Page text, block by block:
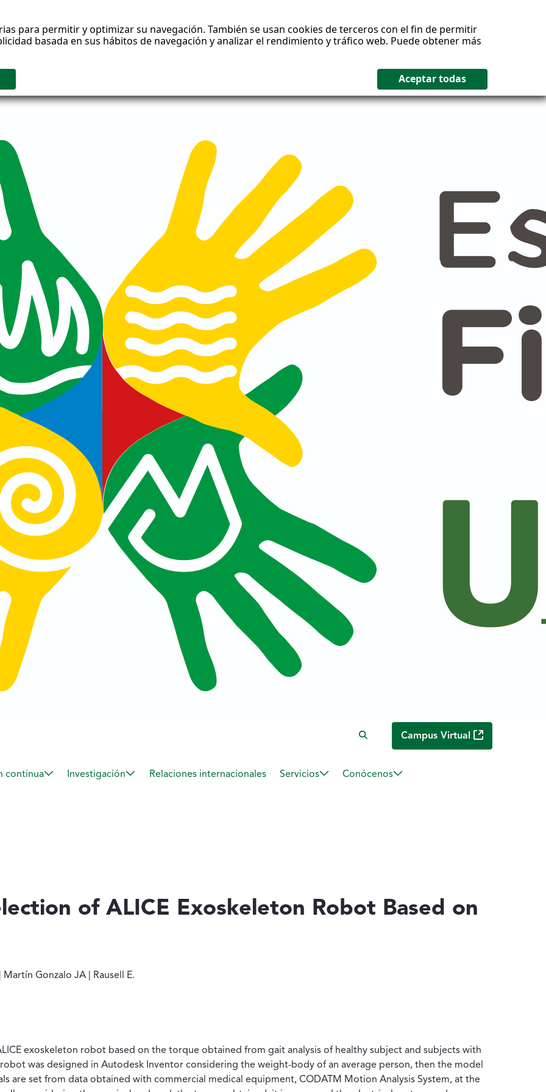
para permitir y optimizar su navegación. También se usan cookies de terceros con el fin de permitir
basada en sus hábitos de navegación y analizar el rendimiento y tráfico web. Puede obtener más
Campus Virtual
continua Investigación Relaciones internacionales Servicios Conócenos
of ALICE Exoskeleton Robot Based on
C | Martín Gonzalo JA | Rausell E.
Gonzalo JA | Rausell E.
exoskeleton robot based on the torque obtained from gait analysis of healthy subject and subjects with
was designed in Autodesk Inventor considering the weight-body of an average person, then the model
are set from data obtained with commercial medical equipment, CODATM Motion Analysis System, at the